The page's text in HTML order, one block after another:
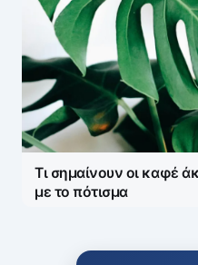
Τι σημαίνουν οι καφέ
με το πότισμα